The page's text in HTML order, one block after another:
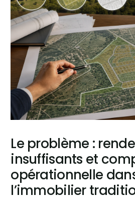
Le problème :
insuffisants et
opérationnelle
l’immobilier